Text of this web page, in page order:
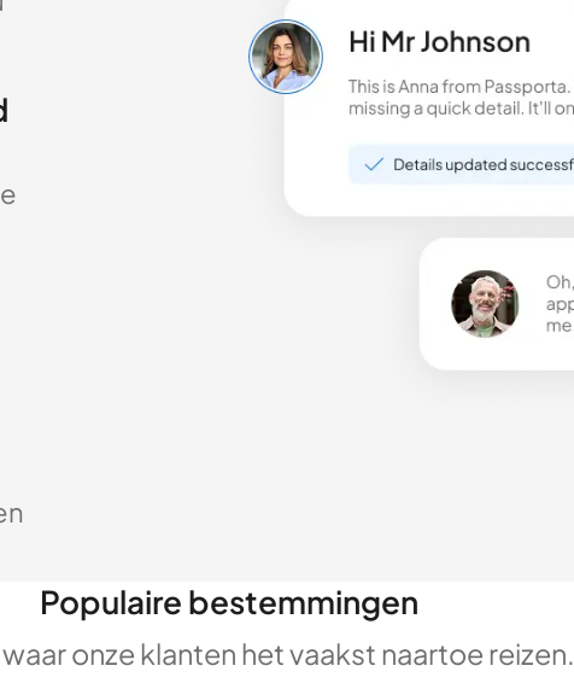
Populaire bestemmingen
onze klanten het vaakst naartoe reizen.